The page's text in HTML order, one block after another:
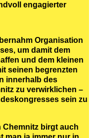
engagierter
Organisation
um damit dem
und dem kleinen
seinen begrenzten
innerhalb des
zu verwirklichen –
sein zu
Chemnitz birgt auch